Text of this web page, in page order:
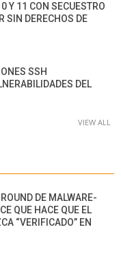
Y 11 CON SECUESTRO
SIN DERECHOS DE
SSH
DEL
VIEW ALL
DE MALWARE-
QUE HACE QUE EL
“VERIFICADO” EN